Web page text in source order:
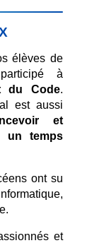
élèves de
à
du Code.
est aussi
et
un temps
ont su
et